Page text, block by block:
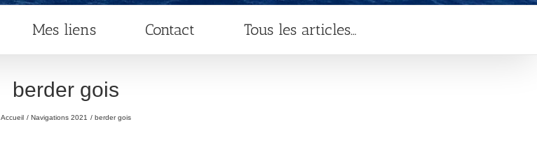
Mes liens Contact Tous les articles…
berder gois
Accueil Navigations 2021 berder gois